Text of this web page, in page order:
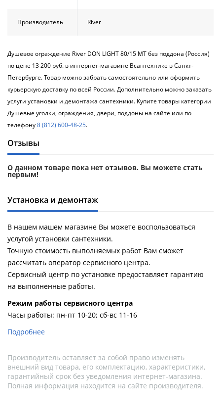
Производитель River
Душевое ограждение River DON LIGHT 80/15 МТ без поддона (Россия)
по цене 13 200 руб. в интернет-магазине Всантехнике в Санкт-
Петербурге. Товар можно забрать самостоятельно или оформить
курьерскую доставку по всей России. Дополнительно можно заказать
услуги установки и демонтажа сантехники. Купите товары категории
Душевые уголки, ограждения, двери, поддоны на сайте или по
телефону8 (812) 600-48-25.
Отзывы
О данном товаре пока нет отзывов. Вы можете стать
первым!
Установка и демонтаж
В нашем машем магазине Вы можете воспользоваться
услугой установки сантехники.
Точную стоимость выполняемых работ Вам сможет
рассчитать оператор сервисного центра.
Сервисный центр по установке предоставляет гарантию
на выполненные работы.
Pежим работы сервисного центра
Часы работы: пн-пт 10-20; сб-вс 11-16
Подробнее
Производитель оставляет за собой право изменять
внешний вид товара, его комплектацию, характеристики,
гарантийный срок без уведомления интернет-магазина.
Полная информация находится на сайте производителя.